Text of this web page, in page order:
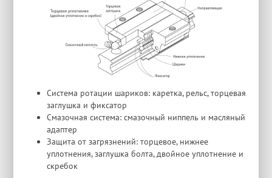
Система ротации шариков: каретка, рельс, торцевая
заглушка и фиксатор
Смазочная система: смазочный ниппель и масляный
адаптер
Защита от загрязнений: торцевое, нижнее
уплотнения, заглушка болта, двойное уплотнение и
скребок